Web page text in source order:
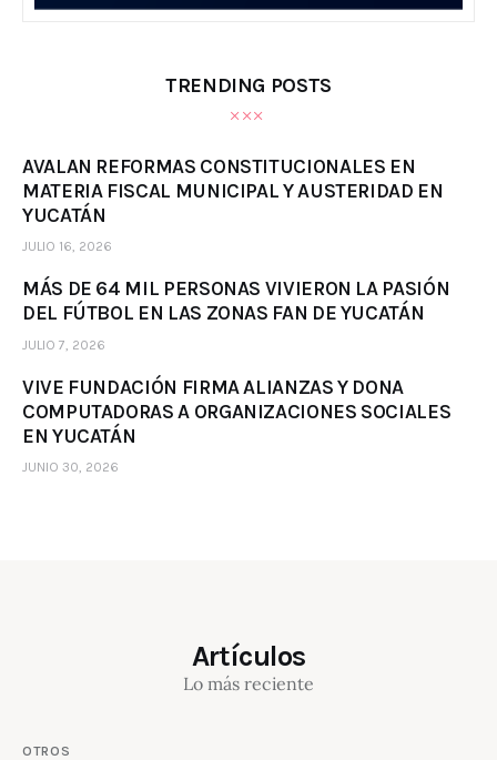
TRENDING POSTS
AVALAN REFORMAS CONSTITUCIONALES EN
MATERIA FISCAL MUNICIPAL Y AUSTERIDAD EN
YUCATÁN
JULIO 16, 2026
MÁS DE 64 MIL PERSONAS VIVIERON LA PASIÓN
DEL FÚTBOL EN LAS ZONAS FAN DE YUCATÁN
JULIO 7, 2026
VIVE FUNDACIÓN FIRMA ALIANZAS Y DONA
COMPUTADORAS A ORGANIZACIONES SOCIALES
EN YUCATÁN
JUNIO 30, 2026
Artículos
Lo más reciente
OTROS